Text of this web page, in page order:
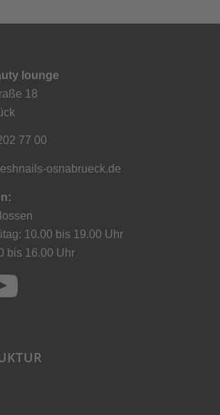
lounge
18
77 00
osnabrueck.de
10.00 bis 19.00 Uhr
bis 16.00 Uhr